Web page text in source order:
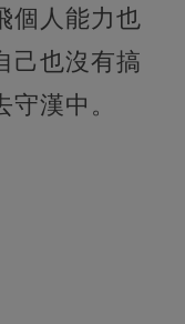
個人能力也
己也沒有搞
漢中。